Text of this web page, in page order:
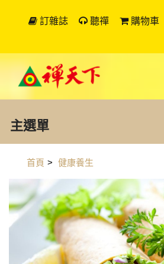
訂雜誌 聽禪 購物車
主選單
首頁 > 健康養生